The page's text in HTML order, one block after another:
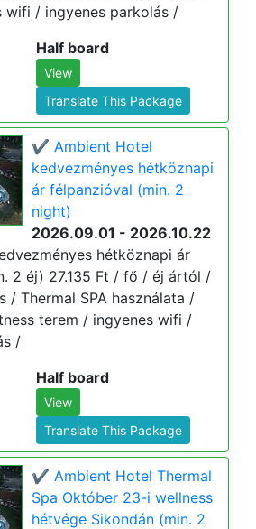
wifi / ingyenes parkolás /
Half board
View
Translate This Package
✔️ Ambient Hotel
kedvezményes hétköznapi
ár félpanzióval (min. 2
night)
2026.09.01 - 2026.10.22
hétköznapi ár
2 éj) 27.135 Ft / fő / éj ártól /
/ Thermal SPA használata /
terem / ingyenes wifi /
/
Half board
View
Translate This Package
✔️ Ambient Hotel Thermal
Spa Október 23-i wellness
hétvége Sikondán (min. 2